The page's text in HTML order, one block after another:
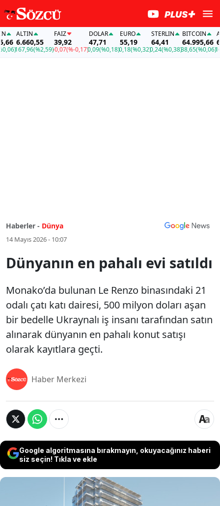
ALTIN
6.660,55
167,96(%2,59)
FAİZ
39,92
-0,07(%-0,17)
DOLAR
47,71
0,09(%0,18)
EURO
55,19
0,18(%0,32)
STERLIN
64,41
0,24(%0,38)
BITCOIN
64.995,66
38,65(%0,06)
Haberler - Dünya
14 Mayıs 2026 - 10:07
Dünyanın en pahalı evi satıldı
Monako’da bulunan Le Renzo binasındaki 21
odalı çatı katı dairesi, 500 milyon doları aşan
bir bedelle Ukraynalı iş insanı tarafından satın
alınarak dünyanın en pahalı konut satışı
olarak kayıtlara geçti.
Haber Merkezi
Google algoritmasına bırakmayın, okuyacağınız haberi
siz seçin! Tıkla ve ekle